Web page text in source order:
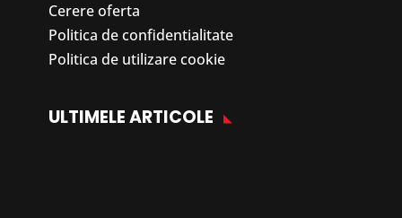
Cerere oferta
Politica de confidentialitate
Politica de utilizare cookie
ULTIMELE ARTICOLE